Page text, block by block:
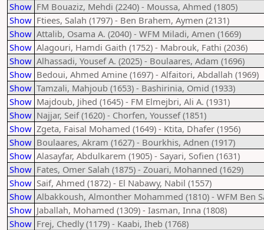
Show FM Bouaziz, Mehdi (2240) - Moussa, Ahmed (1805)
Show Ftiees, Salah (1797) - Ben Brahem, Aymen (2131)
Show Attalib, Osama A. (2040) - WFM Miladi, Amen (1669)
Show Alagouri, Hamdi Gaith (1752) - Mabrouk, Fathi (2036)
Show Alhassadi, Yousef A. (2025) - Boulaares, Adam (1696)
Show Bedoui, Ahmed Amine (1697) - Alfaitori, Abdallah (1969)
Show Tamzali, Mahjoub (1653) - Bashirinia, Omid (1933)
Show Majdoub, Jihed (1645) - FM Elmejbri, Ali A. (1931)
Show Najjar, Seif (1620) - Chorfen, Youssef (1851)
Show Zgeta, Faisal Mohamed (1649) - Ktita, Dhafer (1956)
Show Boulaares, Akram (1627) - Bourkhis, Adnen (1917)
Show Alasayfar, Abdulkarem (1905) - Sayari, Sofien (1631)
Show Fates, Omer Salah (1875) - Zouari, Mohanned (1629)
Show Saif, Ahmed (1872) - El Nabawy, Nabil (1557)
Show Albakkoush, Almonther Mohammed (1810) - WFM Ben
Show Jaballah, Mohamed (1309) - Iasman, Inna (1808)
Show Frej, Chedly (1179) - Kaabi, Iheb (1768)